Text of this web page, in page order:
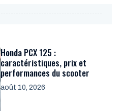
Honda PCX 125 :
caractéristiques, prix et
performances du scooter
août 10, 2026